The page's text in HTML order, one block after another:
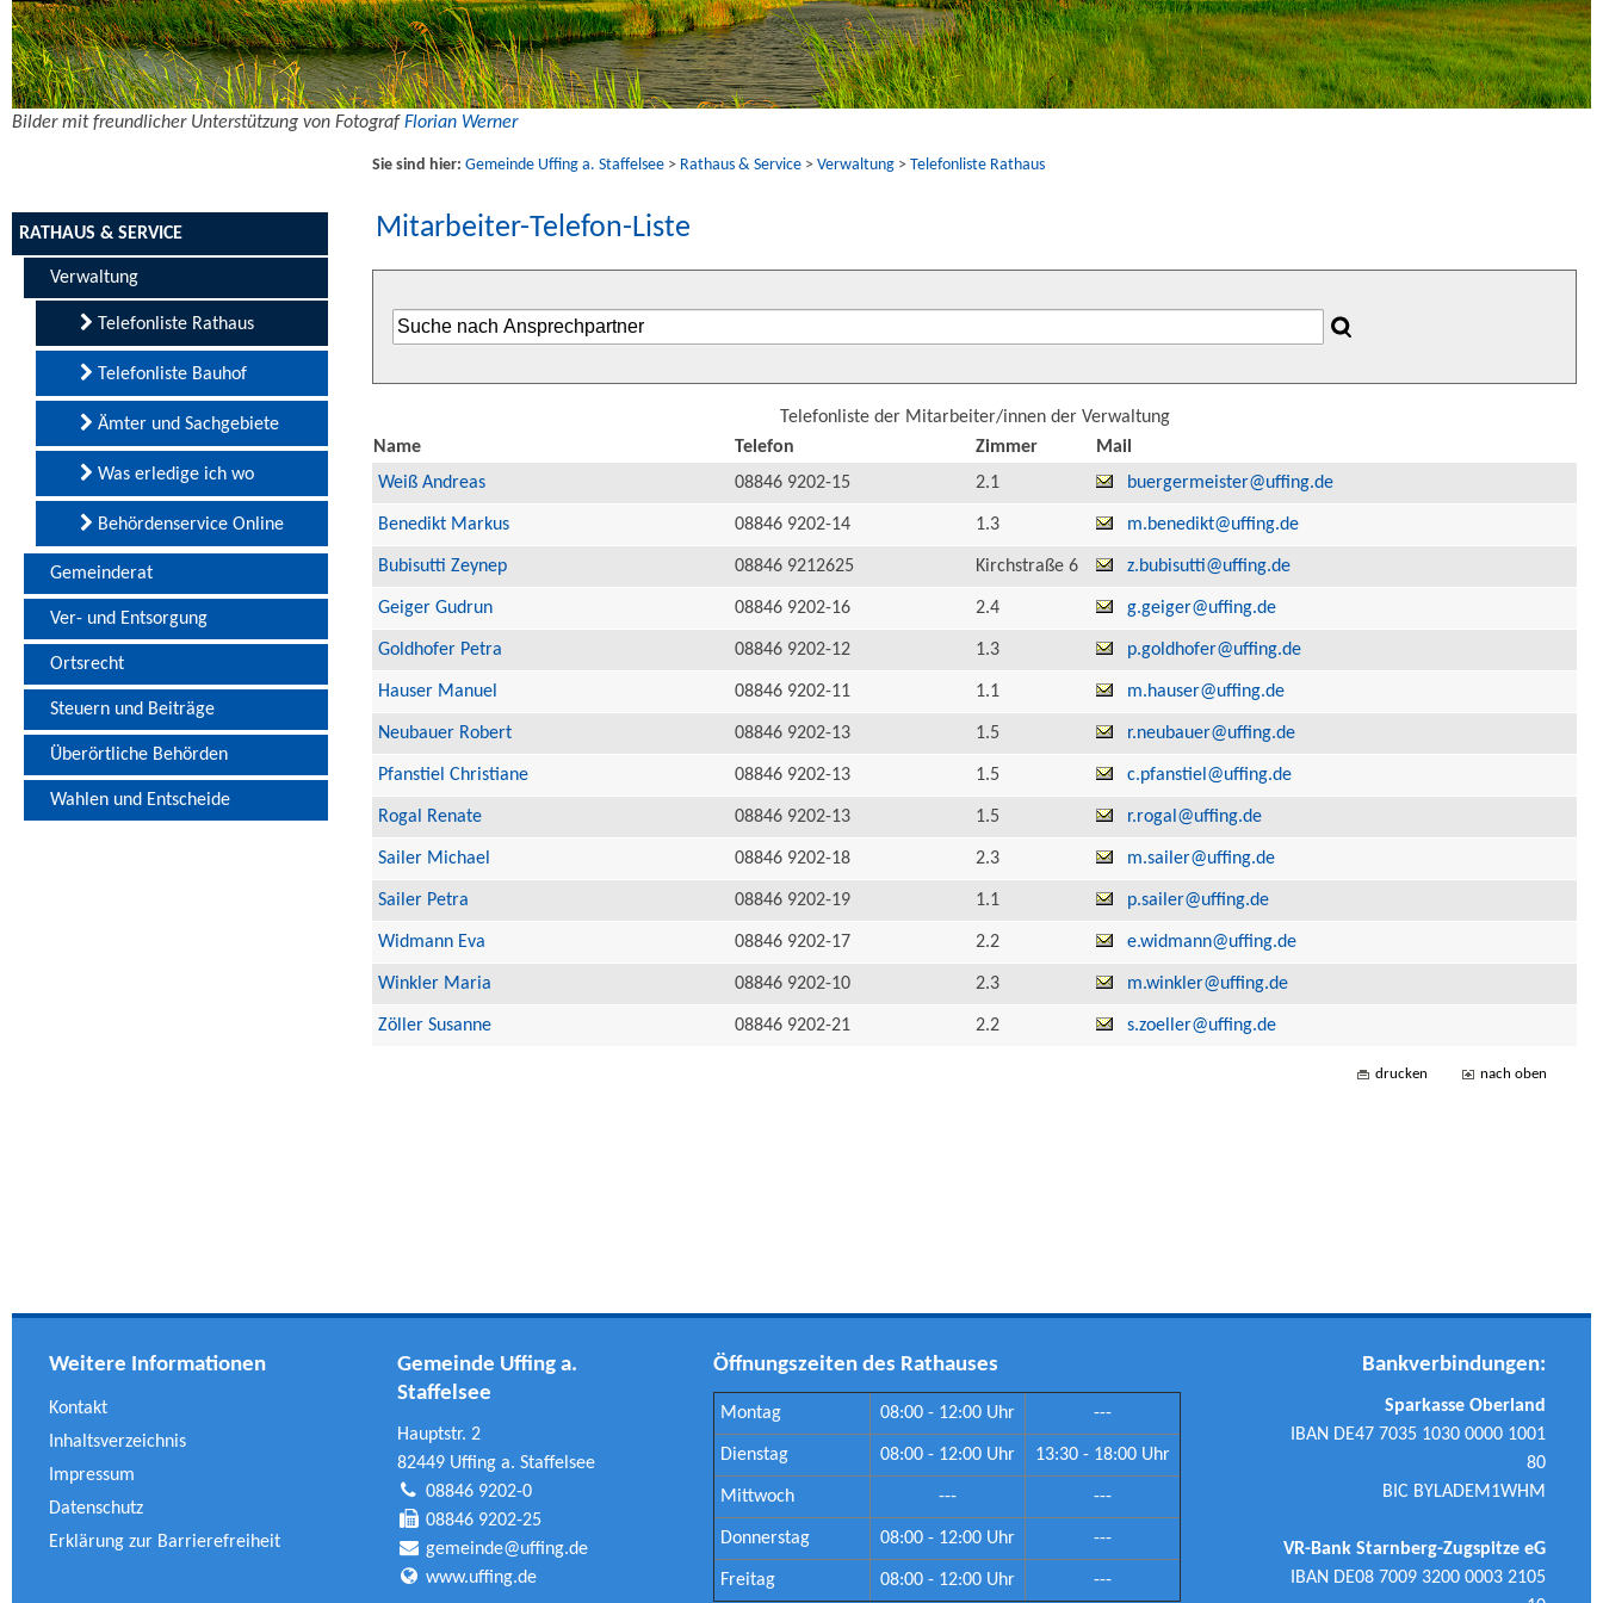
Bilder mit freundlicher Unterstützung von Fotograf Florian Werner
RATHAUS & SERVICE
Verwaltung
Telefonliste Rathaus
Telefonliste Bauhof
Ämter und Sachgebiete
Was erledige ich wo
Behördenservice Online
Gemeinderat
Ver- und Entsorgung
Ortsrecht
Steuern und Beiträge
Überörtliche Behörden
Wahlen und Entscheide
Sie sind hier: Gemeinde Uffing a. Staffelsee > Rathaus & Service > Verwaltung > Telefonliste Rathaus
Mitarbeiter-Telefon-Liste
Telefonliste der Mitarbeiter/innen der Verwaltung
Name
Telefon Zimmer
Mail
Weiß Andreas
08846 9202-15 2.1 buergermeister@uffing.de
Benedikt Markus 08846 9202-14 1.3 m.benedikt@uffing.de
Bubisutti Zeynep 08846 9212625 Kirchstraße 6 z.bubisutti@uffing.de
Geiger Gudrun 08846 9202-16 2.4 g.geiger@uffing.de
Goldhofer Petra 08846 9202-12 1.3 p.goldhofer@uffing.de
Hauser Manuel 08846 9202-11 1.1 m.hauser@uffing.de
Neubauer Robert 08846 9202-13 1.5 r.neubauer@uffing.de
Pfanstiel Christiane 08846 9202-13 1.5 c.pfanstiel@uffing.de
Rogal Renate 08846 9202-13 1.5 r.rogal@uffing.de
Sailer Michael 08846 9202-18 2.3 m.sailer@uffing.de
Sailer Petra 08846 9202-19 1.1 p.sailer@uffing.de
Widmann Eva 08846 9202-17 2.2 e.widmann@uffing.de
Winkler Maria 08846 9202-10 2.3 m.winkler@uffing.de
Zöller Susanne 08846 9202-21 2.2 s.zoeller@uffing.de
drucken nach oben
Weitere Informationen
Kontakt
Inhaltsverzeichnis
Impressum
Datenschutz
Erklärung zur Barrierefreiheit
Gemeinde Uffing a.
Staffelsee
Hauptstr. 2
82449 Uffing a. Staffelsee
08846 9202-0
08846 9202-25
gemeinde@uffing.de
www.uffing.de
Öffnungszeiten des Rathauses
Montag 08:00 - 12:00 Uhr ---
Dienstag 08:00 - 12:00 Uhr 13:30 - 18:00 Uhr
Mittwoch --- ---
Donnerstag 08:00 - 12:00 Uhr ---
Freitag 08:00 - 12:00 Uhr ---
Bankverbindungen:
Sparkasse Oberland
IBAN DE47 7035 1030 0000 1001
80
BIC BYLADEM1WHM
VR-Bank Starnberg-Zugspitze eG
IBAN DE08 7009 3200 0003 2105